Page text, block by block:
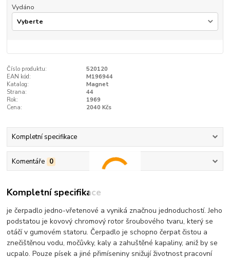
Vydáno
Číslo produktu:
520120
EAN kód:
M196944
Katalog:
Magnet
Strana:
44
Rok:
1969
Cena:
2040 Kčs
Kompletní specifikace
Komentáře 0
Kompletní specifikace
je čerpadlo jedno-vřetenové a vyniká značnou jednoduchostí. Jeho
podstatou je kovový chromový rotor šroubového tvaru, který se
otáčí v gumovém statoru. Čerpadlo je schopno čerpat čistou a
znečištěnou vodu, močůvky, kaly a zahuštěné kapaliny, aniž by se
ucpalo. Pouze písek a jiné přimíseniny snižují životnost pracovní